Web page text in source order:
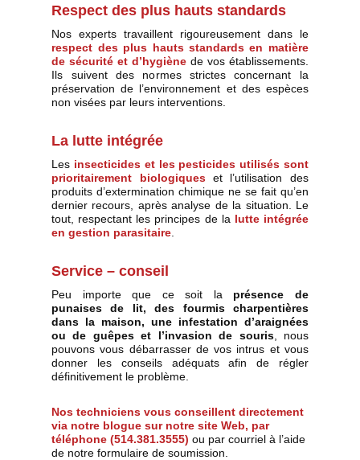
Respect des plus hauts standards
Nos experts travaillent rigoureusement dans le
respect des plus hauts standards en matière
de sécurité et d’hygiène de vos établissements.
Ils suivent des normes strictes concernant la
préservation de l’environnement et des espèces
non visées par leurs interventions.
La lutte intégrée
Les insecticides et les pesticides utilisés sont
prioritairement biologiqueset l’utilisation des
produits d’extermination chimique ne se fait qu’en
dernier recours, après analyse de la situation. Le
tout, respectant les principes de la lutte intégrée
en gestion parasitaire
Service – conseil
Peu importe que ce soit la présence de
punaises de lit, des fourmis charpentières
dans la maison, une infestation d’araignées
ou de guêpes et l’invasion de souris, nous
pouvons vous débarrasser de vos intrus et vous
donner les conseils adéquats afin de régler
définitivement le problème.
Nos techniciens vous conseillent directement
via notre blogue sur notre site Web, par
téléphone (514.381.3555) ou par courriel à l’aide
de notre formulaire de soumission.